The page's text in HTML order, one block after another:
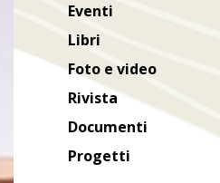
Eventi
Libri
Foto e video
Rivista
Documenti
Progetti